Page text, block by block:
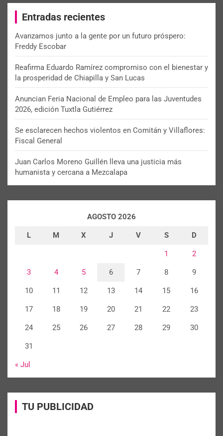
c
Entradas recientes
Avanzamos junto a la gente por un futuro próspero:
Freddy Escobar
Reafirma Eduardo Ramírez compromiso con el bienestar y
la prosperidad de Chiapilla y San Lucas
Anuncian Feria Nacional de Empleo para las Juventudes
2026, edición Tuxtla Gutiérrez
Se esclarecen hechos violentos en Comitán y Villaflores:
Fiscal General
Juan Carlos Moreno Guillén lleva una justicia más
humanista y cercana a Mezcalapa
AGOSTO 2026
L M X J V S D
1 2
3 4 5 6 7 8 9
10 11 12 13 14 15 16
17 18 19 20 21 22 23
24 25 26 27 28 29 30
31
« Jul
TU PUBLICIDAD